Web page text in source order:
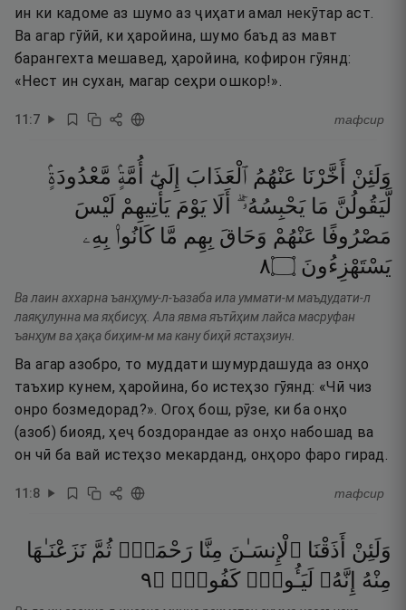
ин ки кадоме аз шумо аз ҷиҳати амал некӯтар аст.
Ва агар гӯйӣ, ки ҳаройина, шумо баъд аз мавт
барангехта мешавед, ҳаройина, кофирон гӯянд:
«Нест ин сухан, магар сеҳри ошкор!».
11:7 тафсир
وَلَئِنْ أَخَّرْنَا عَنْهُمُ ٱلْعَذَابَ إِلَىٰٓ أُمَّةٍۢ مَّعْدُودَةٍۢ
لَّيَقُولُنَّ مَا يَحْبِسُهُۥٓ ۗ أَلَا يَوْمَ يَأْتِيهِمْ لَيْسَ
مَصْرُوفًا عَنْهُمْ وَحَاقَ بِهِم مَّا كَانُوا۟ بِهِۦ
يَسْتَهْزِءُونَ ۝٨
Ва лаин аххарна ъанҳуму-л-ъазаба ила уммати-м маъдудати-л
лаяқулунна ма яҳбисуҳ. Ала явма яътӣҳим лайса масруфан
ъанҳум ва ҳақа биҳим-м ма кану биҳӣ ястаҳзиун.
Ва агар азобро, то муддати шумурдашуда аз онҳо
таъхир кунем, ҳаройина, бо истеҳзо гӯянд: «Чӣ чиз
онро бозмедорад?». Огоҳ бош, рӯзе, ки ба онҳо
(азоб) биояд, ҳеҷ боздорандае аз онҳо набошад ва
он чӣ ба вай истеҳзо мекарданд, онҳоро фаро гирад.
11:8 тафсир
وَلَئِنْ أَذَقْنَا ٱلْإِنسَـٰنَ مِنَّا رَحْمَةًۭ ثُمَّ نَزَعْنَـٰهَا
مِنْهُ إِنَّهُۥ لَيَـُٔوسٌۭ كَفُورٌۭ ۝٩